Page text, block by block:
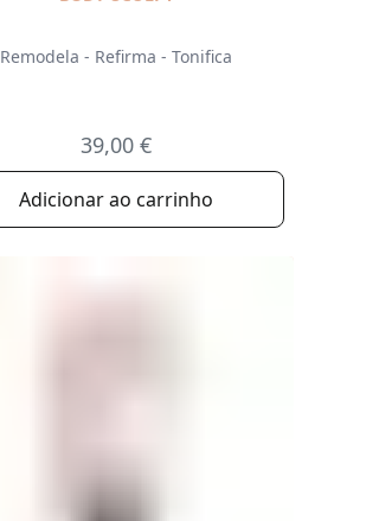
Remodela - Refirma - Tonifica
39,00 €
Adicionar ao carrinho